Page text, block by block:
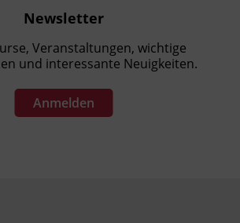
Newsletter
Veranstaltungen, wichtige
und interessante Neuigkeiten.
Anmelden